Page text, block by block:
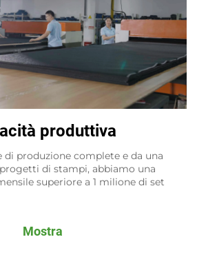
produttiva
di produzione complete e da una
di stampi, abbiamo una
superiore a 1 milione di set
Mostra